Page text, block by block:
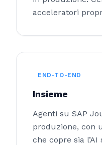
acceleratori
END-TO-END
Insieme
Agenti su SAP
produzione, con
che copre sia l’AI